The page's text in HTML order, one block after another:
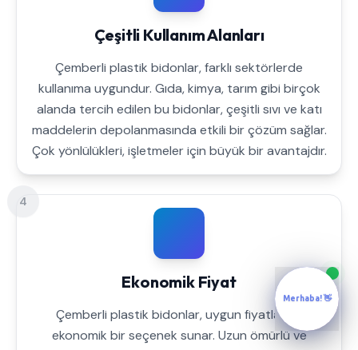
Çeşitli Kullanım Alanları
Çemberli plastik bidonlar, farklı sektörlerde
kullanıma uygundur. Gıda, kimya, tarım gibi birçok
alanda tercih edilen bu bidonlar, çeşitli sıvı ve katı
maddelerin depolanmasında etkili bir çözüm sağlar.
Çok yönlülükleri, işletmeler için büyük bir avantajdır.
4
Ekonomik Fiyat
Çemberli plastik bidonlar, uygun fiyatları ile
ekonomik bir seçenek sunar. Uzun ömürlü ve
Merhaba! 👋